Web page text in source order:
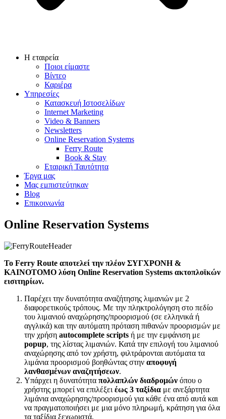
Η εταιρεία
Ποιοι είμαστε
Βίντεο
Καριέρα
Υπηρεσίες
Κατασκευή Ιστοσελίδων
Internet Marketing
Video & Banners
Newsletters
Online Reservation Systems
Ferry Route
Book & Stay
Εταιρική Ταυτότητα
Έργα μας
Μας εμπιστεύτηκαν
Blog
Επικοινωνία
Online Reservation Systems
To Ferry Route αποτελεί την πλέον ΣΥΓΧΡΟΝΗ &
ΚΑΙΝΟΤΟΜΟ λύση Online Reservation Systems ακτοπλοϊκών
εισιτηρίων.
Παρέχει την δυνατότητα αναζήτησης λιμανιών με 2
διαφορετικούς τρόπους. Με την πληκτρολόγηση στο πεδίο
του λιμανιού αναχώρησης/προορισμού (σε ελληνικά ή
αγγλικά) και την αυτόματη πρόταση πιθανών προορισμών με
την χρήση autocomplete scripts ή με την εμφάνιση με
popup, της λίστας λιμανιών. Κατά την επιλογή του λιμανιού
αναχώρησης από τον χρήστη, φιλτράρονται αυτόματα τα
λιμάνια προορισμού βοηθώντας στην αποφυγή
λανθασμένων αναζητήσεων.
Υπάρχει η δυνατότητα πολλαπλών διαδρομών όπου ο
χρήστης μπορεί να επιλέξει έως 3 ταξίδια με ανεξάρτητα
λιμάνια αναχώρησης/προορισμού για κάθε ένα από αυτά και
να πραγματοποιήσει με μια μόνο πληρωμή, κράτηση για όλα
τα ταξίδια ξεχωριστά.